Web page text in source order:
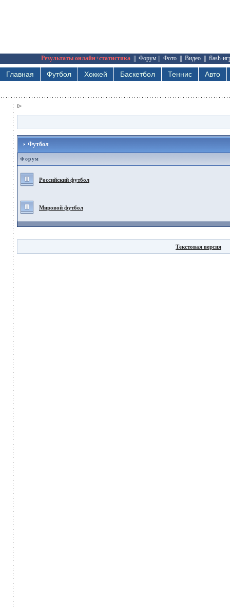
Результаты онлайн+статистика Форум Фото Видео flash-
Главная Футбол Хоккей Баскетбол Теннис Авто
Футбол
Форум
Российский футбол
Мировой футбол
Текстовая версия